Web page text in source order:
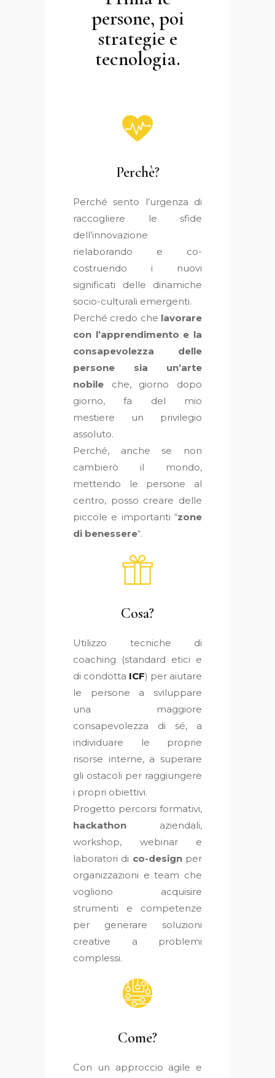
persone, poi
strategie e
tecnologia.
Perchè?
Perché sento l’urgenza di
raccogliere le sfide
dell’innovazione
rielaborando e co-
costruendo i nuovi
significati delle dinamiche
socio-culturali emergenti.
Perché credo che lavorare
con l’apprendimento e la
consapevolezza delle
persone sia un’arte
nobile che, giorno dopo
giorno, fa del mio
mestiere un privilegio
assoluto.
Perché, anche se non
cambierò il mondo,
mettendo le persone al
centro, posso creare delle
piccole e importanti “zone
di benessere“.
Cosa?
Utilizzo tecniche di
coaching (standard etici e
di condotta ICF) per aiutare
le persone a sviluppare
una maggiore
consapevolezza di sé, a
individuare le proprie
risorse interne, a superare
gli ostacoli per raggiungere
i propri obiettivi.
Progetto percorsi formativi,
hackathon aziendali,
workshop, webinar e
laboratori di co-designper
organizzazioni e team che
vogliono acquisire
strumenti e competenze
per generare soluzioni
creative a problemi
complessi.
Come?
Con un approccio agile e